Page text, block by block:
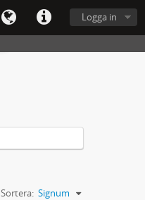
Logga in
Sortera: Signum